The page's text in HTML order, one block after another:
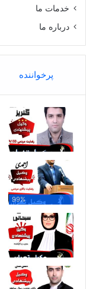
خدمات ما
درباره ما
پرخواننده
99%